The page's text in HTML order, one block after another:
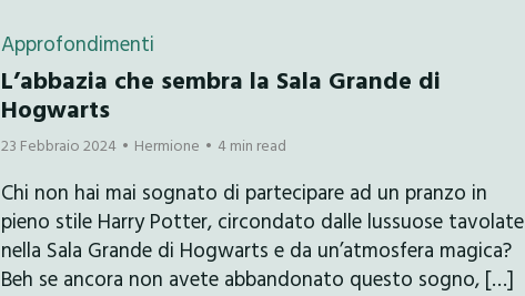
Approfondimenti
L’abbazia che sembra la Sala Grande di
Hogwarts
23 Febbraio 2024 Hermione 4 min read
Chi non hai mai sognato di partecipare ad un pranzo in
pieno stile Harry Potter, circondato dalle lussuose tavolate
nella Sala Grande di Hogwarts e da un’atmosfera magica?
Beh se ancora non avete abbandonato questo sogno, […]